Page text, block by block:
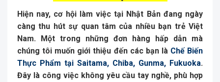
Hiện nay, cơ hội làm việc tại Nhật Bản đang ngày
càng thu hút sự quan tâm của nhiều bạn trẻ Việt
Nam. Một trong những đơn hàng hấp dẫn mà
chúng tôi muốn giới thiệu đến các bạn là Chế Biến
Thực Phẩm tại Saitama, Chiba, Gunma, Fukuoka.
Đây là công việc không yêu cầu tay nghề, phù hợp